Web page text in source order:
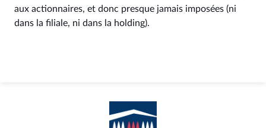
aux actionnaires, et donc presque jamais imposées (ni
dans la filiale, ni dans la holding).